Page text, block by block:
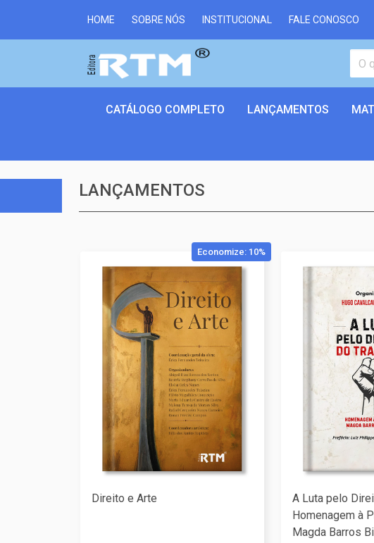
HOME SOBRE NÓS INSTITUCIONAL FALE CONOSCO
CATÁLOGO COMPLETO LANÇAMENTOS
LANÇAMENTOS
Economize: 10%
Direito e Arte
A Luta pelo
Homenagem à
Magda Barros